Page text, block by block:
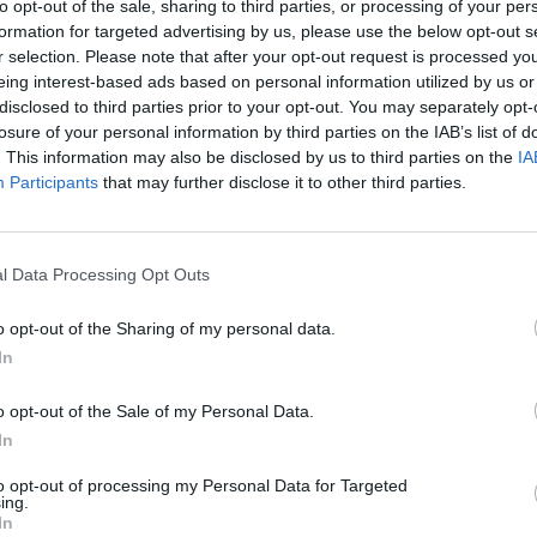
opt-out of the sale, sharing to third parties, or processing of your
for targeted advertising by us, please use the below opt-out
selection. Please note that after your opt-out request is processed
interest-based ads based on personal information utilized by us
to third parties prior to your opt-out. You may separately
of your personal information by third parties on the IAB’s list of
This information may also be disclosed by us to third parties on the
Participants that may further disclose it to other third parties.
Data Processing Opt Outs
opt-out of the Sharing of my personal data.
opt-out of the Sale of my Personal Data.
opt-out of processing my Personal Data for Targeted
μια μεγάλη αίθουσα, μια μικρή αίθουσα και
18.386 θέσεις, εκ των οποίων 720 θέσεις με
χωρητικότητα 860 θέσεις.
Σταδίωνη Αρένα του Βελιγραδίου είναι το
25.000. Χρησιμοποιείται για σημαντικές
του 2008 διεξήχθη εκεί ο
φιλοξενεί διοργανώσεις μπάσκετ, φούτσαλ,
Στον στίβο το 2017 είχε φιλοξενήσει το
ετοιμάζεται (18-20/3) να υποδεχθεί το
όπου μετέχει και ηΕθνική ομάδα.
των